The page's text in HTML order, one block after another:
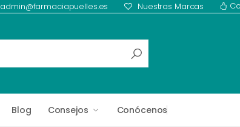
admin@farmaciapuelles.es Nuestras Marcas
Blog Consejos Conócenos